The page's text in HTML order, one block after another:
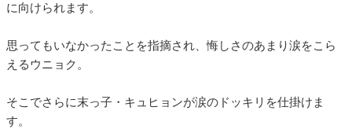
に向けられます。
思ってもいなかったことを指摘され、悔しさのあまり涙をこら
えるウニョク。
そこでさらに末っ子・キュヒョンが涙のドッキリを仕掛けま
す。